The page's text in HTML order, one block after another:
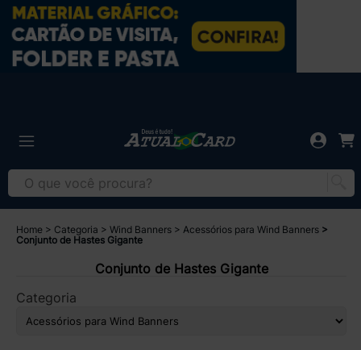
Home Categoria Wind Banners
Acessórios para Wind Banners
Conjunto de Hastes Gigante
Conjunto de Hastes Gigante
Categoria